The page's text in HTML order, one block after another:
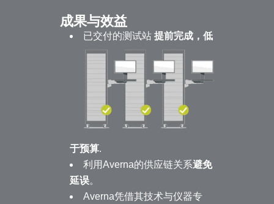
成果与效益
已交付的测试站 提前完成，低
于预算.
利用Averna的供应链关系避免
延误。
Averna凭借其技术与仪器专